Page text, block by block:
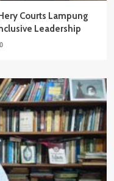
Courts Lampung
Leadership
0